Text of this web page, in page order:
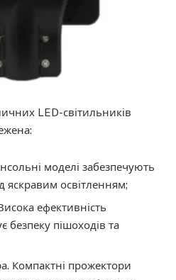
LED-світильників
моделі забезпечують
яскравим освітленням;
ефективність
безпеку пішоходів та
Компактні прожектори